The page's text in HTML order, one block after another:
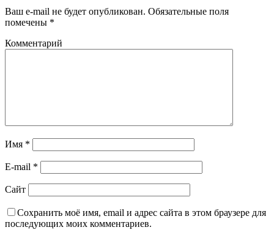
Ваш e-mail не будет опубликован. Обязательные поля
помечены *
Комментарий
Имя *
E-mail *
Сайт
Сохранить моё имя, email и адрес сайта в этом браузере для
последующих моих комментариев.